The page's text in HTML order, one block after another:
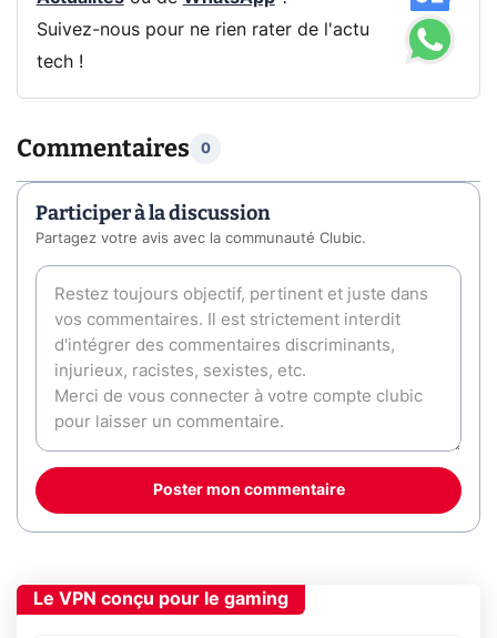
Suivez-nous pour ne rien rater de l'actu
tech !
Commentaires 0
Participer à la discussion
Partagez votre avis avec la communauté Clubic.
Poster mon commentaire
Le VPN conçu pour le gaming